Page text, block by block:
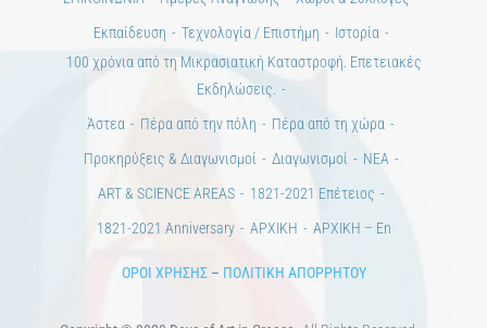
ΕΠΙΚΟΙΝΩΝΙΑ
Ημέρες Ανάγνωσης
Χώροι & Συλλογές
Εκπαίδευση
Τεχνολογία / Επιστήμη
Ιστορία
100 χρόνια από τη Μικρασιατική Καταστροφή. Επετειακές
Εκδηλώσεις.
Άστεα
Πέρα από την πόλη
Πέρα από τη χώρα
Προκηρύξεις & Διαγωνισμοί
Διαγωνισμοί
ART & SCIENCE AREAS
1821-2021 Επέτειος